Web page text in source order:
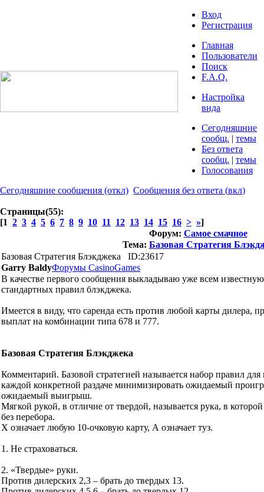
Вход
Регистрация
Главная
Пользователи
Поиск
F.A.Q.
Настройка
вида
Сегодняшние
сообщ. | темы
Без ответа
сообщ. | темы
Голосования
Сегодняшние сообщения (откл) Сообщения без ответа (вкл)
Страницы(55):
[1 2 3 4 5 6 7 8 9 10 11 12 13 14 15 16 > »]
Форум: Самое смачное
Тема: Базовая Стратегия
Базовая Стратегия Блэкджека
ID:23617
Garry BaldyФорумы CasinoGames
В качестве первого сообщения выкладываю уже всем
стандартных правил блэкджека.
Имеется в виду, что саренда есть против любой карты дилера,
выплат на комбинации типа 678 и 777.
Базовая Стратегия Блэкджека
Комментарий. Базовой стратегией называется набор правил
каждой конкретной раздаче минимизировать ожидаемый
ожидаемый выигрыш.
Мягкой рукой, в отличие от твердой, называется рука, в
без перебора.
Х означает любую 10-очковую карту, А означает туз.
1. Не страховаться.
2. «Твердые» руки.
Против дилерских 2,3 – брать до твердых 13.